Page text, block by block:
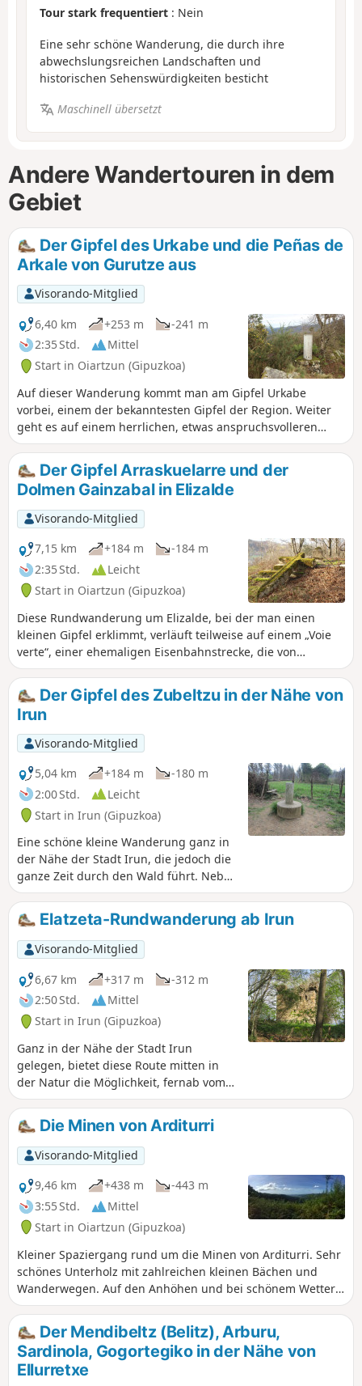
Tour stark frequentiert : Nein
Eine sehr schöne Wanderung, die durch ihre
abwechslungsreichen Landschaften und
historischen Sehenswürdigkeiten besticht
Maschinell übersetzt
Andere Wandertouren in dem
Gebiet
Der Gipfel des Urkabe und die Peñas de
Arkale von Gurutze aus
Visorando-Mitglied
6,40 km
+253 m
-241 m
2:35 Std.
Mittel
Start in Oiartzun (Gipuzkoa)
Auf dieser Wanderung kommt man am Gipfel Urkabe
vorbei, einem der bekanntesten Gipfel der Region. Weiter
geht es auf einem herrlichen, etwas anspruchsvolleren
Kammweg zu den Peñas d’Arkale, doch die Anstrengung
wird durch wunderschöne Ausblicke und eine herrliche
Ankunft bei der Burg von Beloaga belohnt.
Der Gipfel Arraskuelarre und der
Dolmen Gainzabal in Elizalde
Visorando-Mitglied
7,15 km
+184 m
-184 m
2:35 Std.
Leicht
Start in Oiartzun (Gipuzkoa)
Diese Rundwanderung um Elizalde, bei der man einen
kleinen Gipfel erklimmt, verläuft teilweise auf einem „Voie
verte“, einer ehemaligen Eisenbahnstrecke, die von
Artikutza nach Renteria oder Arditurri führte und
hauptsächlich dem Transport von Erz diente. Man wandert
auch viel auf betonierten Wegen, auf denen jedoch nur
sehr wenig Verkehr herrscht.
Der Gipfel des Zubeltzu in der Nähe von
Irun
Visorando-Mitglied
5,04 km
+184 m
-180 m
2:00 Std.
Leicht
Start in Irun (Gipuzkoa)
Eine schöne kleine Wanderung ganz in
der Nähe der Stadt Irun, die jedoch die
ganze Zeit durch den Wald führt. Neben
der frischen Luft kommt man auch an
einem historischen Ort vorbei, an dem
man einen der beiden heute noch
erhaltenen Türme sehen kann, die zur
Verteidigung der Stadt Irun dienten.
Elatzeta-Rundwanderung ab Irun
Visorando-Mitglied
6,67 km
+317 m
-312 m
2:50 Std.
Mittel
Start in Irun (Gipuzkoa)
Ganz in der Nähe der Stadt Irun
gelegen, bietet diese Route mitten in
der Natur die Möglichkeit, fernab vom
Autoverkehr frische Luft zu schnappen.
Wir werden einen kleinen Gipfel
erklimmen, aber auch ein Stück
Geschichte entdecken, indem wir einen
alten Turm besichtigen, der früher zur
Verteidigung der Stadt Irun diente.
Die Minen von Arditurri
Visorando-Mitglied
9,46 km
+438 m
-443 m
3:55 Std.
Mittel
Start in Oiartzun (Gipuzkoa)
Kleiner Spaziergang rund um die Minen von Arditurri. Sehr
schönes Unterholz mit zahlreichen kleinen Bächen und
Wanderwegen. Auf den Anhöhen und bei schönem Wetter
Blick auf die Bucht von San Sebastián und ihren Felsen.
Der Mendibeltz (Belitz), Arburu,
Sardinola, Gogortegiko in der Nähe von
Ellurretxe